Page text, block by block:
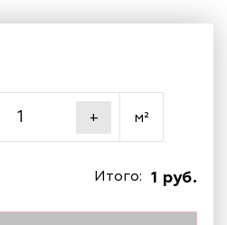
+ м²
1 руб.
Итого: